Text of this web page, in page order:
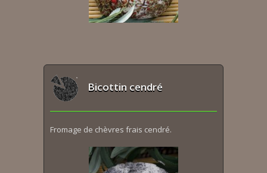
Bicottin cendré
Fromage de chèvres frais cendré.